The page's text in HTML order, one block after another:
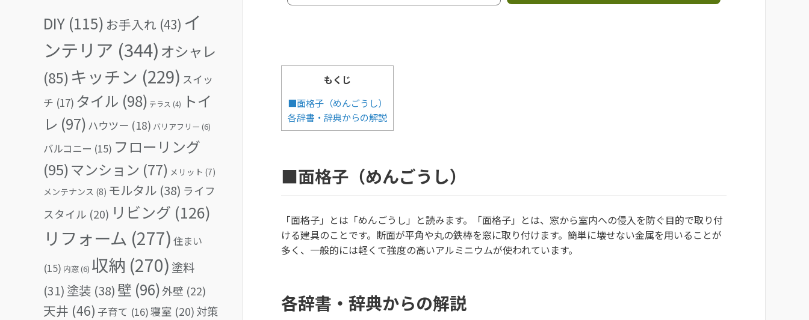
もくじ
■面格子（めんごうし）
各辞書・辞典からの解説
■面格子（めんごうし）
「面格子」とは「めんごうし」と読みます。
「面格子」とは、窓から室内への侵入を防ぐ目的で取り付
ける建具のことです。断面が平角や丸の鉄棒を窓に取り付けます。簡単に壊せない金属を用いることが
多く、一般的には軽くて強度の高いアルミニウムが使われています。
各辞書・辞典からの解説
DIY (115) お手入れ (43) イ
ンテリア (344) オシャレ
(85) キッチン (229) スイッ
チ (17) タイル (98) テラス (4)
トイ
レ (97) ハウツー (18) バリアフリー (6)
バルコニー (15) フローリング
(95)マンション (77) メリット (7)
メンテナンス (8) モルタル (38) ライフ
スタイル (20) リビング (126)
リフォーム (277) 住まい
(15) 内窓(6) 収納 (270) 塗料
(31) 塗装 (38) 壁 (96)外壁 (22)
天井 (46) 子育て (16)寝室 (20) 対策